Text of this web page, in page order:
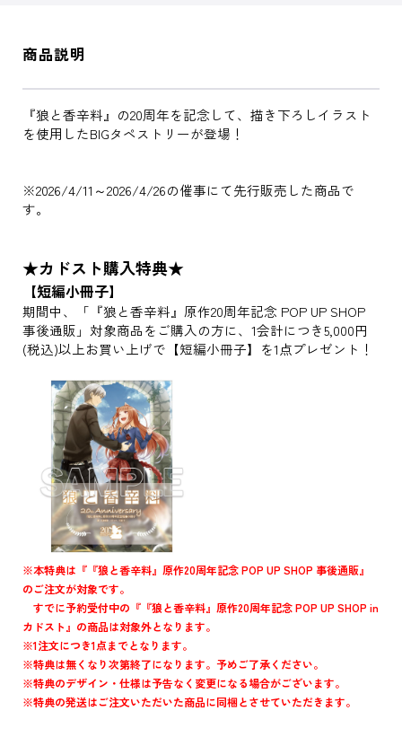
商品説明
『狼と香辛料』の20周年を記念して、描き下ろしイラスト
を使用したBIGタペストリーが登場！
※2026/4/11～2026/4/26の催事にて先行販売した商品で
す。
★カドスト購入特典★
【短編小冊子】
期間中、「『狼と香辛料』原作20周年記念 POP UP SHOP
事後通販」対象商品をご購入の方に、1会計につき5,000円
(税込)以上お買い上げで【短編小冊子】を1点プレゼント！
※本特典は『『狼と香辛料』原作20周年記念 POP UP SHOP 事後通販』
のご注文が対象です。
すでに予約受付中の『『狼と香辛料』原作20周年記念 POP UP SHOP in
カドスト』の商品は対象外となります。
※1注文につき1点までとなります。
※特典は無くなり次第終了になります。予めご了承ください。
※特典のデザイン・仕様は予告なく変更になる場合がございます。
※特典の発送はご注文いただいた商品に同梱とさせていただきます。